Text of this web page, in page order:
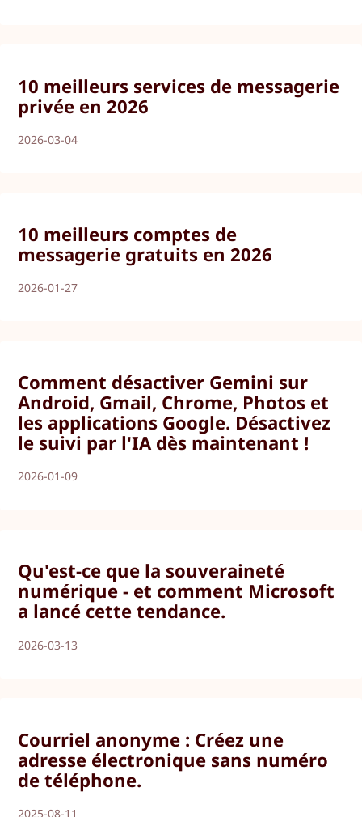
10 meilleurs services de messagerie
privée en 2026
2026-03-04
10 meilleurs comptes de
messagerie gratuits en 2026
2026-01-27
Comment désactiver Gemini sur
Android, Gmail, Chrome, Photos et
les applications Google. Désactivez
le suivi par l'IA dès maintenant !
2026-01-09
Qu'est-ce que la souveraineté
numérique - et comment Microsoft
a lancé cette tendance.
2026-03-13
Courriel anonyme : Créez une
adresse électronique sans numéro
de téléphone.
2025-08-11